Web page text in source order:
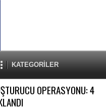
KATEGORİLER
OPERASYONU: 4